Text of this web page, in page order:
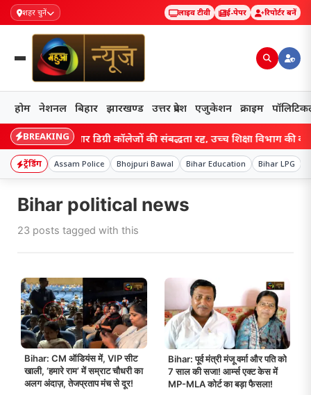
शहर चुनें लाइव टीवी ई-पेपर रिपोर्टर बनें
होम नेशनल बिहार झारखण्ड उत्तर प्रदेश एजुकेशन क्राइम
BREAKING
बिहार के चार डिग्री कॉलेजों की संबद्धता रद्द, उच्च शिक्षा विभाग की
ट्रेंडिंग Assam Police Bhojpuri Bawal Bihar Education Bihar LPG
Bihar political news
23 posts tagged with this
Bihar: CM ऑडियंस में, VIP सीट
खाली, ‘हमारे राम’ में सम्राट चौधरी का
अलग अंदाज़, तेजप्रताप मंच से दूर!
Bihar: पूर्व मंत्री मंजू वर्मा और पति को
7 साल की सजा! आर्म्स एक्ट केस में
MP-MLA कोर्ट का बड़ा फैसला!